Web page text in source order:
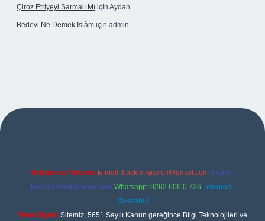
Çiroz Etriyeyi Sarmalı Mı için Aydan
Bedevi Ne Demek Islâm için admin
Reklam ve İletişim: E-mail: backlinkpaneli@gmail.com Teams:
forumhizmeti@gmail.com Whatsapp: 0262 606 0 726 Telegram:
@karabul
Yasal Uyarı: Sitemiz, 5651 Sayılı Kanun gereğince Bilgi Teknolojileri ve